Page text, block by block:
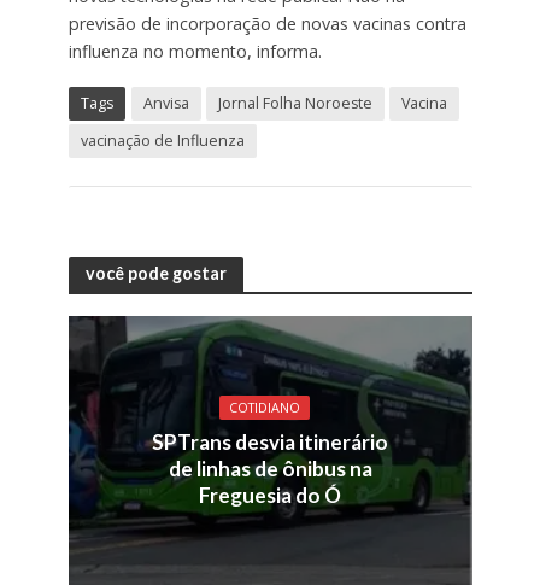
previsão de incorporação de novas vacinas contra
influenza no momento, informa.
Tags Anvisa Jornal Folha Noroeste
Vacina
vacinação de Influenza
você pode gostar
COTIDIANO
SPTrans desvia itinerário
de linhas de ônibus na
Freguesia do Ó